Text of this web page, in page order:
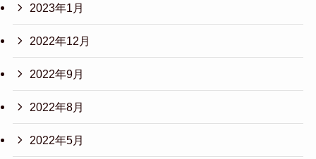
2023年1月
2022年12月
2022年9月
2022年8月
2022年5月